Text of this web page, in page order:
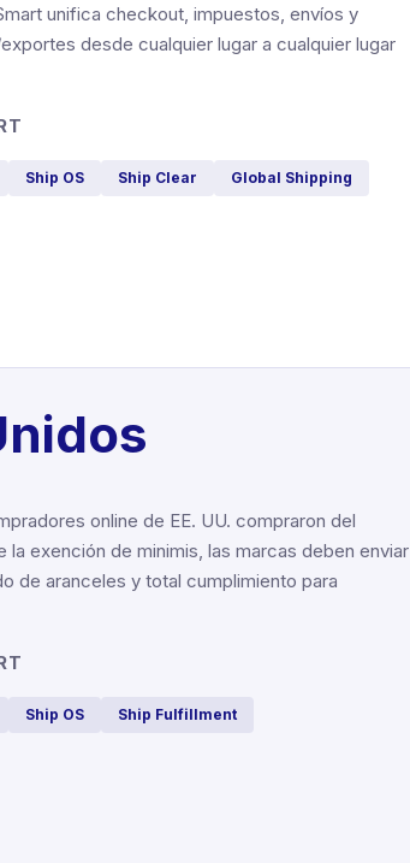
unifica checkout, impuestos, envíos y
desde cualquier lugar a cualquier lugar
Ship OS Ship Clear
Global Shipping
online de EE. UU. compraron del
la exención de minimis, las marcas deben enviar
de aranceles y total cumplimiento para
Ship OS Ship Fulfillment